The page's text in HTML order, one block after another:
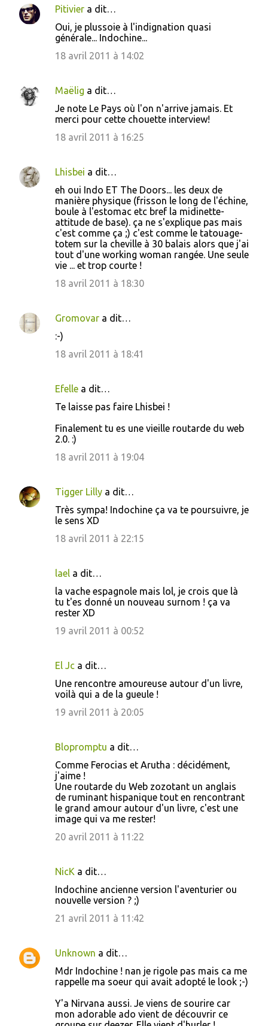
Pitivier a dit…
Oui, je plussoie à l'indignation quasi
générale... Indochine...
18 avril 2011 à 14:02
Maëlig a dit…
Je note Le Pays où l'on n'arrive jamais. Et
merci pour cette chouette interview!
18 avril 2011 à 16:25
Lhisbei a dit…
eh oui Indo ET The Doors... les deux de
manière physique (frisson le long de l'échine,
boule à l'estomac etc bref la midinette-
attitude de base). ça ne s'explique pas mais
c'est comme ça ;) c'est comme le tatouage-
totem sur la cheville à 30 balais alors que j'ai
tout d'une working woman rangée. Une seule
vie ... et trop courte !
18 avril 2011 à 18:30
Gromovar a dit…
:-)
18 avril 2011 à 18:41
Efelle a dit…
Te laisse pas faire Lhisbei !
Finalement tu es une vieille routarde du web
2.0. :)
18 avril 2011 à 19:04
Tigger Lilly a dit…
Très sympa! Indochine ça va te poursuivre, je
le sens XD
18 avril 2011 à 22:15
lael a dit…
la vache espagnole mais lol, je crois que là
tu t'es donné un nouveau surnom ! ça va
rester XD
19 avril 2011 à 00:52
El Jc a dit…
Une rencontre amoureuse autour d'un livre,
voilà qui a de la gueule !
19 avril 2011 à 20:05
Blopromptu a dit…
Comme Ferocias et Arutha : décidément,
j'aime !
Une routarde du Web zozotant un anglais
de ruminant hispanique tout en rencontrant
le grand amour autour d'un livre, c'est une
image qui va me rester!
20 avril 2011 à 11:22
NicK a dit…
Indochine ancienne version l'aventurier ou
nouvelle version ? ;)
21 avril 2011 à 11:42
Unknown a dit…
Mdr Indochine ! nan je rigole pas mais ca me
rappelle ma soeur qui avait adopté le look ;-)
Y'a Nirvana aussi. Je viens de sourire car
mon adorable ado vient de découvrir ce